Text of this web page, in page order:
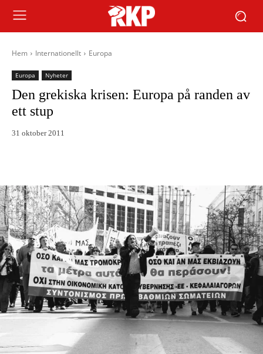
Hem Internationellt Europa
Europa Nyheter
Den grekiska krisen: Europa på randen av
ett stup
31 oktober 2011